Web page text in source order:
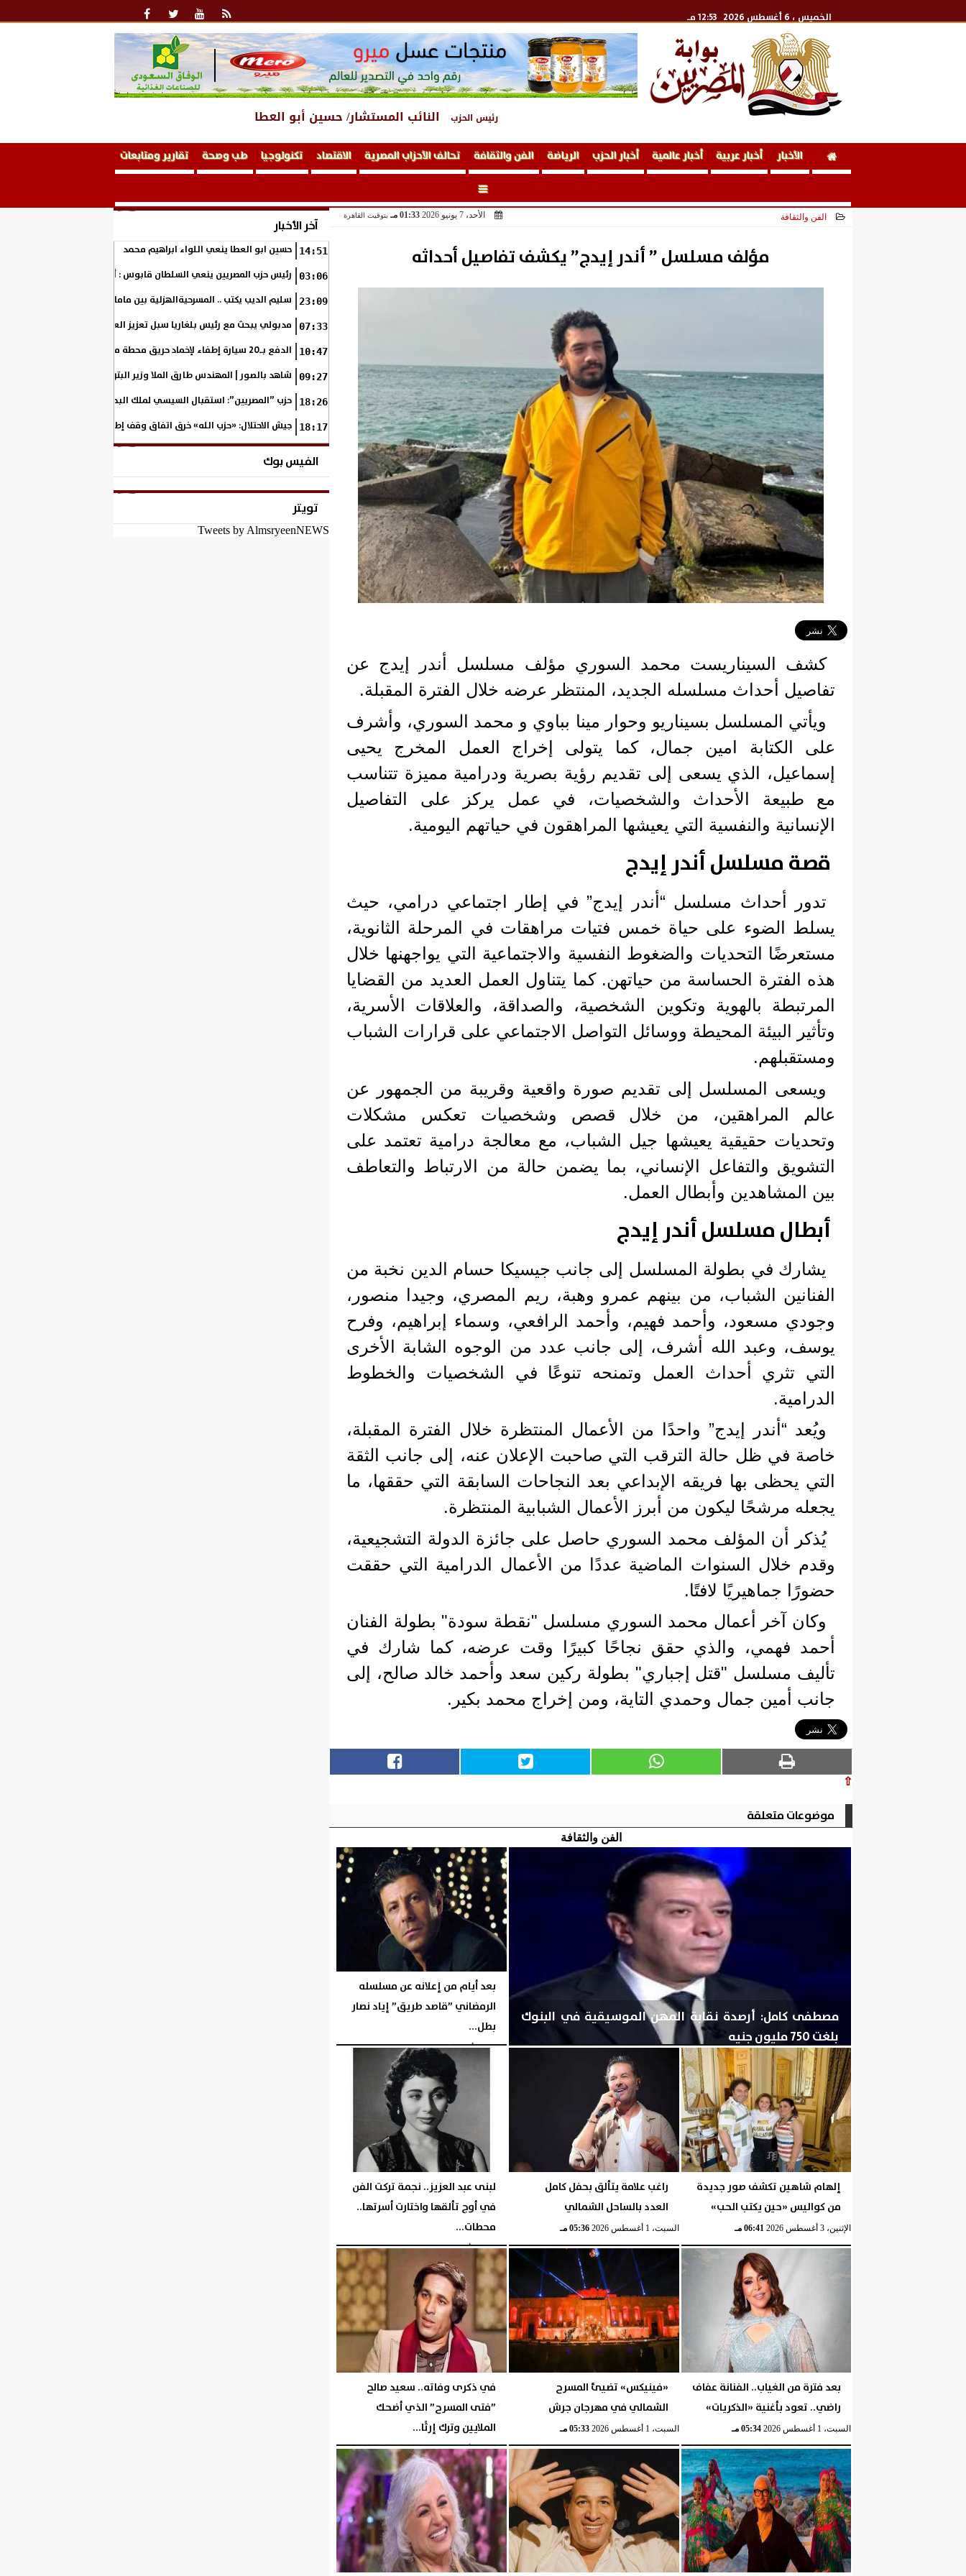
الخميس ، 6 أغسطس 2026 12:53 مـ
رئيس الحزب النائب المستشار/ حسين أبو العطا
الأخبار أخبار عربية أخبار عالمية أخبار الحزب الرياضة الفن والثقافة تحالف الأحزاب المصرية الاقتصاد تكنولوجيا طب وصحة تقارير ومتابعات
الفن والثقافة الأحد، 7 يونيو 2026 01:33 مـ بتوقيت القاهرة
مؤلف مسلسل ” أندر إيدج” يكشف تفاصيل أحداثه
كشف السيناريست محمد السوري مؤلف مسلسل أندر إيدج عن
تفاصيل أحداث مسلسله الجديد، المنتظر عرضه خلال الفترة المقبلة.
ويأتي المسلسل بسيناريو وحوار مينا بباوي و محمد السوري، وأشرف
على الكتابة امين جمال، كما يتولى إخراج العمل المخرج يحيى
إسماعيل، الذي يسعى إلى تقديم رؤية بصرية ودرامية مميزة تتناسب
مع طبيعة الأحداث والشخصيات، في عمل يركز على التفاصيل
الإنسانية والنفسية التي يعيشها المراهقون في حياتهم اليومية.
قصة مسلسل أندر إيدج
تدور أحداث مسلسل “أندر إيدج” في إطار اجتماعي درامي، حيث
يسلط الضوء على حياة خمس فتيات مراهقات في المرحلة الثانوية،
مستعرضًا التحديات والضغوط النفسية والاجتماعية التي يواجهنها خلال
هذه الفترة الحساسة من حياتهن. كما يتناول العمل العديد من القضايا
المرتبطة بالهوية وتكوين الشخصية، والصداقة، والعلاقات الأسرية،
وتأثير البيئة المحيطة ووسائل التواصل الاجتماعي على قرارات الشباب
ومستقبلهم.
ويسعى المسلسل إلى تقديم صورة واقعية وقريبة من الجمهور عن
عالم المراهقين، من خلال قصص وشخصيات تعكس مشكلات
وتحديات حقيقية يعيشها جيل الشباب، مع معالجة درامية تعتمد على
التشويق والتفاعل الإنساني، بما يضمن حالة من الارتباط والتعاطف
بين المشاهدين وأبطال العمل.
أبطال مسلسل أندر إيدج
يشارك في بطولة المسلسل إلى جانب جيسيكا حسام الدين نخبة من
الفنانين الشباب، من بينهم عمرو وهبة، ريم المصري، وجيدا منصور،
وجودي مسعود، وأحمد فهيم، وأحمد الرافعي، وسماء إبراهيم، وفرح
يوسف، وعبد الله أشرف، إلى جانب عدد من الوجوه الشابة الأخرى
التي تثري أحداث العمل وتمنحه تنوعًا في الشخصيات والخطوط
الدرامية.
ويُعد “أندر إيدج” واحدًا من الأعمال المنتظرة خلال الفترة المقبلة،
خاصة في ظل حالة الترقب التي صاحبت الإعلان عنه، إلى جانب الثقة
التي يحظى بها فريقه الإبداعي بعد النجاحات السابقة التي حققها، ما
يجعله مرشحًا ليكون من أبرز الأعمال الشبابية المنتظرة.
يُذكر أن المؤلف محمد السوري حاصل على جائزة الدولة التشجيعية،
وقدم خلال السنوات الماضية عددًا من الأعمال الدرامية التي حققت
حضورًا جماهيريًا لافتًا.
وكان آخر أعمال محمد السوري مسلسل "نقطة سودة" بطولة الفنان
أحمد فهمي، والذي حقق نجاحًا كبيرًا وقت عرضه، كما شارك في
تأليف مسلسل "قتل إجباري" بطولة ركين سعد وأحمد خالد صالح، إلى
جانب أمين جمال وحمدي التاية، ومن إخراج محمد بكير.
⇧
موضوعات متعلقة
الفن والثقافة
مصطفى كامل: أرصدة نقابة المهن الموسيقية في البنوك
بلغت 750 مليون جنيه
الإثنين، 3 أغسطس 2026 06:43 مـ
بعد أيام من إعلانه عن مسلسله
الرمضاني ”قاصد طريق” إياد نصار
بطل...
الإثنين، 3 أغسطس 2026 06:42 مـ
إلهام شاهين تكشف صور جديدة
من كواليس «حين يكتب الحب»
الإثنين، 3 أغسطس 2026 06:41 مـ
راغب علامة يتألق بحفل كامل
العدد بالساحل الشمالي
السبت، 1 أغسطس 2026 05:36 مـ
لبنى عبد العزيز.. نجمة تركت الفن
في أوج تألقها واختارت أسرتها..
محطات...
السبت، 1 أغسطس 2026 05:35 مـ
بعد فترة من الغياب.. الفنانة عفاف
راضي.. تعود بأغنية «الذكريات»
السبت، 1 أغسطس 2026 05:34 مـ
«فينيكس» تضيئ المسرح
الشمالي في مهرجان جرش
السبت، 1 أغسطس 2026 05:33 مـ
في ذكرى وفاته.. سعيد صالح
”فتى المسرح” الذي أضحك
الملايين وترك إرثًا...
السبت، 1 أغسطس 2026 05:32 مـ
آخر الأخبار
14:51 حسين ابو العطا ينعي اللواء ابراهيم محمد
03:06 رئيس حزب المصريين ينعي السلطان قابوس : أفنى حياته في خدمة
23:09 سليم الديب يكتب .. المسرحيةالهزلية بين ماما أمريكا و بهلوانات ايران !
07:33 مدبولي يبحث مع رئيس بلغاريا سبل تعزيز العلاقات الثنائية
10:47 الدفع بـ20 سيارة إطفاء لإخماد حريق محطة مصر
09:27 شاهد بالصور | المهندس طارق الملا وزير البترول فى زيارة هامة
18:26 حزب ”المصريين”: استقبال السيسي لملك البحرين يعكس عمق العلاقات
18:17 جيش الاحتلال: «حزب الله» خرق اتفاق وقف إطلاق النار.. وسنعمل ضده
الفيس بوك
تويتر
Tweets by AlmsryeenNEWS